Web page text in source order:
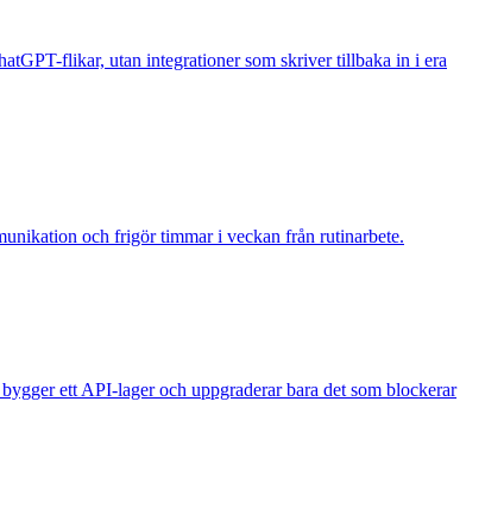
flikar, utan integrationer som skriver tillbaka in i era
och frigör timmar i veckan från rutinarbete.
ett API-lager och uppgraderar bara det som blockerar